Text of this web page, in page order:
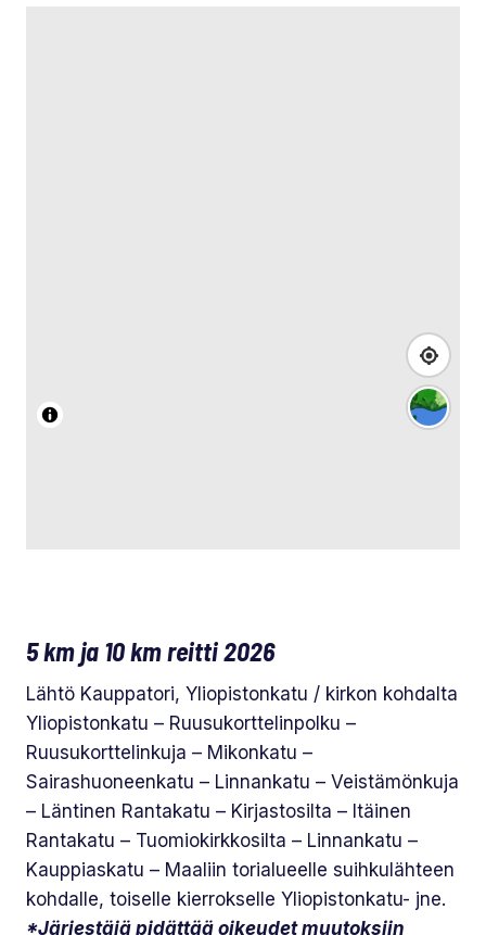
5 km ja 10 km reitti 2026
Lähtö Kauppatori, Yliopistonkatu / kirkon kohdalta
Yliopistonkatu – Ruusukorttelinpolku –
Ruusukorttelinkuja – Mikonkatu –
Sairashuoneenkatu – Linnankatu – Veistämönkuja
– Läntinen Rantakatu – Kirjastosilta – Itäinen
Rantakatu – Tuomiokirkkosilta – Linnankatu –
Kauppiaskatu – Maaliin torialueelle suihkulähteen
kohdalle, toiselle kierrokselle Yliopistonkatu- jne.
*Järjestäjä pidättää oikeudet muutoksiin